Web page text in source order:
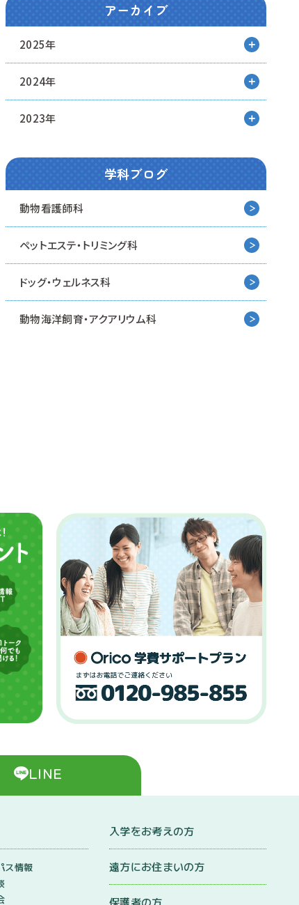
アーカイブ
2025年
2024年
2023年
学科ブログ
動物看護師科
ペットエステ・トリミング科
ドッグ・ウェルネス科
動物海洋飼育・アクアリウム科
LINE
ス情報
入学をお考えの方
遠方にお住まいの方